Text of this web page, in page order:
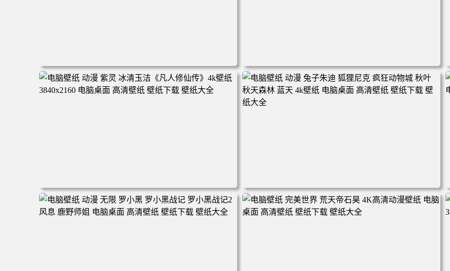
电脑壁纸 二次元角色 动漫角色 女帝 波雅·汉库克 波雅汉库
克 海贼王 电脑桌面 高清壁纸 壁纸下载 壁纸大全
电脑壁纸 动漫角色 卡通场景 夏日休闲 夏日壁纸 治愈系 童
年回忆 荷塘荷叶 蜡笔小新 电脑桌面 高清壁纸 壁纸下载 壁
纸大全
电脑壁纸 动漫 紫灵 冰清玉洁《凡人修仙传》4k壁纸 3840x2
160 电脑桌面 高清壁纸 壁纸下载 壁纸大全
电脑壁纸 动漫 兔子朱迪 狐狸尼克 疯狂动物城 秋叶 秋天森
林 蓝天 4k壁纸 电脑桌面 高清壁纸 壁纸下载 壁纸大全